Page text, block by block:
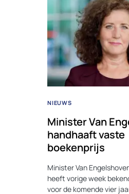
NIEUWS
Minister Van
handhaaft vaste
boekenprijs
Minister Van
heeft vorige week
voor de komende vier